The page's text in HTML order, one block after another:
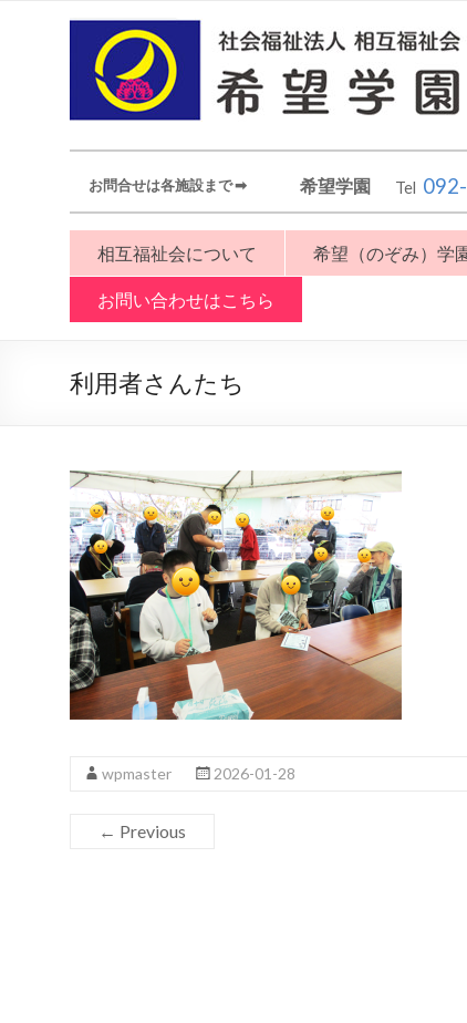
お問合せは各施設まで ➡︎ 希望学園 Tel
相互福祉会について 希望（のぞみ）学
お問い合わせはこちら
利用者さんたち
wpmaster 2026-01-28
← Previous